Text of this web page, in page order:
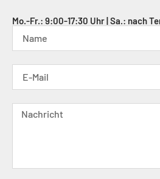
Mo.-Fr.: 9:00-17:30 Uhr | Sa.: nach